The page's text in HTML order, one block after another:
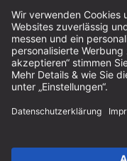
Impressum
AGB
Datenschutz
Cookie-Einstellungen
© 2026 sauter GmbH
* kostenloser Versand ab